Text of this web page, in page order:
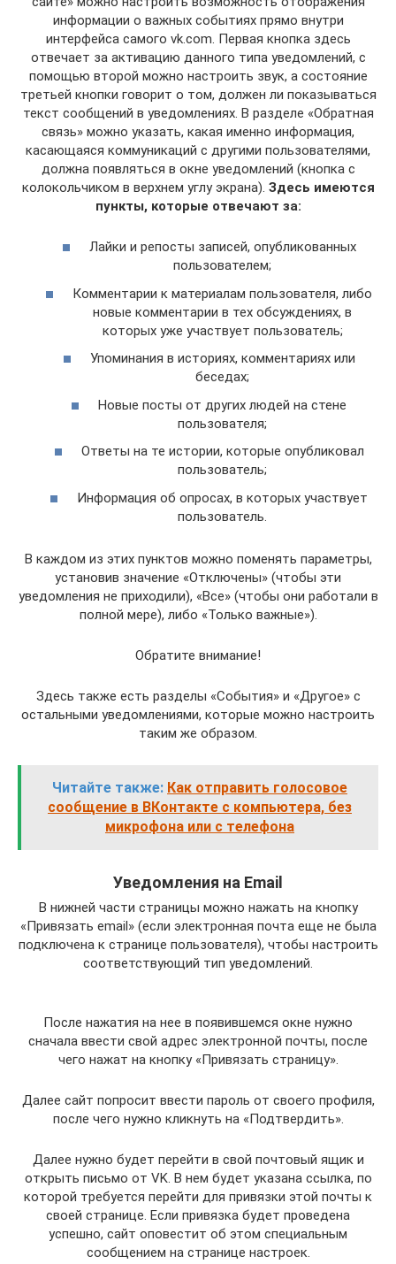
информации о важных событиях прямо внутри
интерфейса самого vk.com. Первая кнопка здесь
отвечает за активацию данного типа уведомлений, с
помощью второй можно настроить звук, а состояние
третьей кнопки говорит о том, должен ли показываться
текст сообщений в уведомлениях. В разделе «Обратная
связь» можно указать, какая именно информация,
касающаяся коммуникаций с другими пользователями,
должна появляться в окне уведомлений (кнопка с
колокольчиком в верхнем углу экрана). Здесь имеются
пункты, которые отвечают за:
Лайки и репосты записей, опубликованных
пользователем;
Комментарии к материалам пользователя, либо
новые комментарии в тех обсуждениях, в
которых уже участвует пользователь;
Упоминания в историях, комментариях или
беседах;
Новые посты от других людей на стене
пользователя;
Ответы на те истории, которые опубликовал
пользователь;
Информация об опросах, в которых участвует
пользователь.
В каждом из этих пунктов можно поменять параметры,
установив значение «Отключены» (чтобы эти
уведомления не приходили), «Все» (чтобы они работали в
полной мере), либо «Только важные»).
Обратите внимание!
Здесь также есть разделы «События» и «Другое» с
остальными уведомлениями, которые можно настроить
таким же образом.
Читайте также: Как отправить голосовое
сообщение в ВКонтакте с компьютера, без
микрофона или с телефона
Уведомления на Email
В нижней части страницы можно нажать на кнопку
«Привязать email» (если электронная почта еще не была
подключена к странице пользователя), чтобы настроить
соответствующий тип уведомлений.
После нажатия на нее в появившемся окне нужно
сначала ввести свой адрес электронной почты, после
чего нажат на кнопку «Привязать страницу».
Далее сайт попросит ввести пароль от своего профиля,
после чего нужно кликнуть на «Подтвердить».
Далее нужно будет перейти в свой почтовый ящик и
открыть письмо от VK. В нем будет указана ссылка, по
которой требуется перейти для привязки этой почты к
своей странице. Если привязка будет проведена
успешно, сайт оповестит об этом специальным
сообщением на странице настроек.